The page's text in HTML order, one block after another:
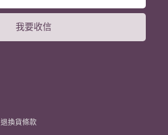
我要收信
退換貨條款